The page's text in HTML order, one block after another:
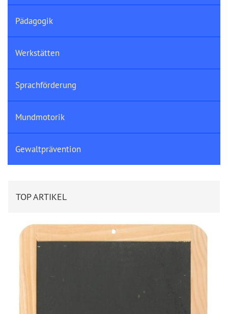
Pädagogik
Werkstätten
Sprachförderung
Mundmotorik
Gewaltprävention
TOP ARTIKEL